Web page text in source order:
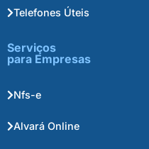
Telefones Úteis
Serviços
para Empresas
Nfs-e
Alvará Online